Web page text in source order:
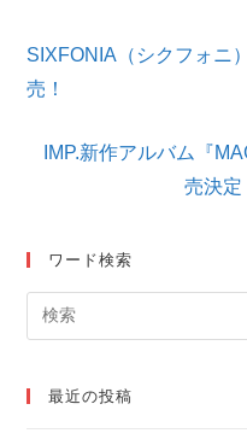
の
他
SIXFONIA（シクフォニ
売！
IMP.新作アルバム『
売決定
ワード検索
最近の投稿